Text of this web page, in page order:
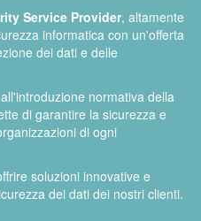
Service Provider, altamente
informatica con un'offerta
dei dati e delle
normativa della
di garantire la sicurezza e
di ogni
soluzioni innovative e
dei dati dei nostri clienti.